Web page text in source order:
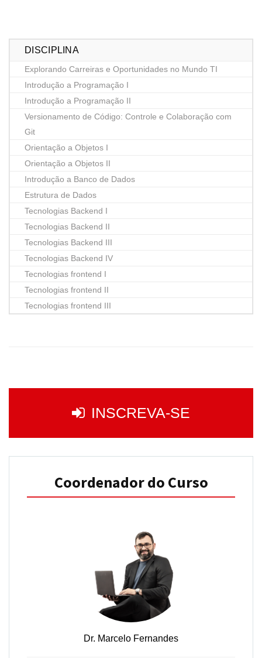
DISCIPLINA
Explorando Carreiras e Oportunidades no Mundo TI
Introdução a Programação I
Introdução a Programação II
Versionamento de Código: Controle e Colaboração com
Git
Orientação a Objetos I
Orientação a Objetos II
Introdução a Banco de Dados
Estrutura de Dados
Tecnologias Backend I
Tecnologias Backend II
Tecnologias Backend III
Tecnologias Backend IV
Tecnologias frontend I
Tecnologias frontend II
Tecnologias frontend III
INSCREVA-SE
Coordenador do Curso
Dr. Marcelo Fernandes